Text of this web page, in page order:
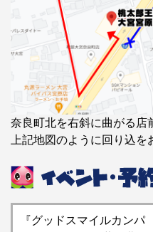
奈良町北を右斜に曲がる店
上記地図のように回り込を
『グッドスマイルカンパ